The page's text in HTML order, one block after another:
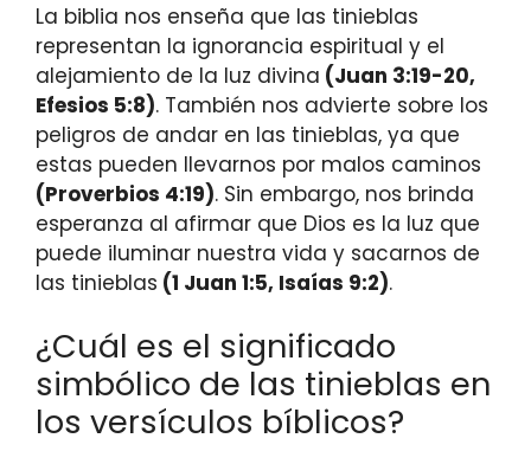
La biblia nos enseña que las tinieblas
representan la ignorancia espiritual y el
alejamiento de la luz divina (Juan 3:19-20,
Efesios 5:8). También nos advierte sobre los
peligros de andar en las tinieblas, ya que
estas pueden llevarnos por malos caminos
(Proverbios 4:19). Sin embargo, nos brinda
esperanza al afirmar que Dios es la luz que
puede iluminar nuestra vida y sacarnos de
las tinieblas (1 Juan 1:5, Isaías 9:2).
¿Cuál es el significado
simbólico de las tinieblas en
los versículos bíblicos?